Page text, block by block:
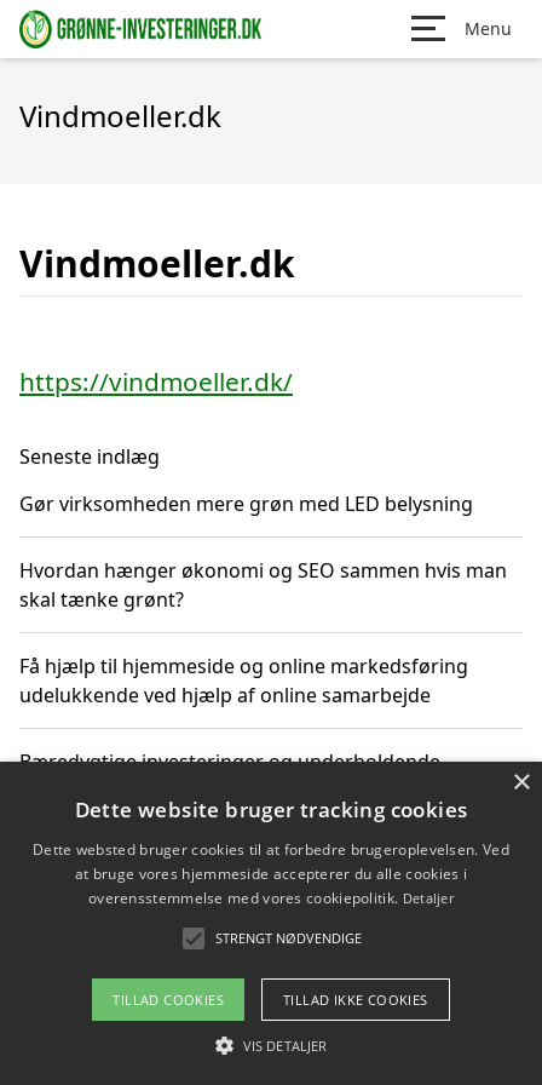
Menu
Vindmoeller.dk
Vindmoeller.dk
https://vindmoeller.dk/
Seneste indlæg
Gør virksomheden mere grøn med LED belysning
Hvordan hænger økonomi og SEO sammen hvis man
skal tænke grønt?
Få hjælp til hjemmeside og online markedsføring
udelukkende ved hjælp af online samarbejde
Bæredygtige investeringer og underholdende
Sådan kan online møder for virksomheder fremme
grønne investeringer
Copyright 2026 - Pilanto Aps
Om / kontakt
×
Dette website bruger tracking cookies
Dette websted bruger cookies til at forbedre brugeroplevelsen. Ved
at bruge vores hjemmeside accepterer du alle cookies i
overensstemmelse med vores cookiepolitik. Detaljer
STRENGT NØDVENDIGE
TILLAD COOKIES TILLAD IKKE COOKIES
VIS DETALJER